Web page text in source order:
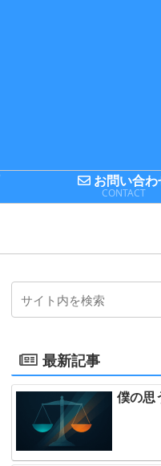
お問い合わ
CONTACT
最新記事
僕の思